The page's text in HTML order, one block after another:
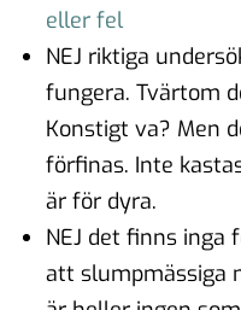
eller fel
NEJ riktiga
fungera. Tvärtom
Konstigt va? Men
förfinas. Inte
är för dyra.
NEJ det finns inga
att slumpmässiga